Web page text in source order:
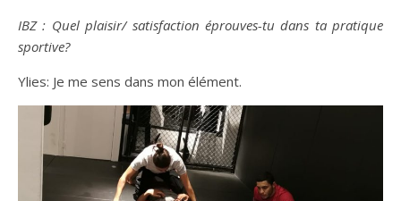
IBZ : Quel plaisir/ satisfaction éprouves-tu dans ta pratique
sportive?
Ylies: Je me sens dans mon élément.